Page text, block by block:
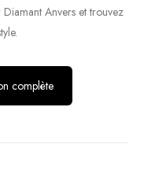
Anvers et trouvez
complète